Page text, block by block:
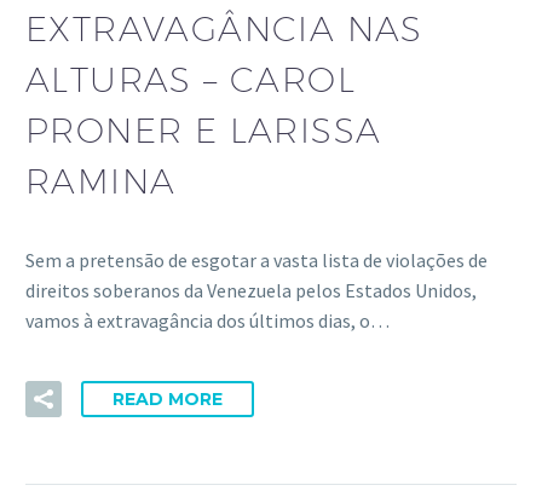
EXTRAVAGÂNCIA NAS
ALTURAS – CAROL
PRONER E LARISSA
RAMINA
Sem a pretensão de esgotar a vasta lista de violações de
direitos soberanos da Venezuela pelos Estados Unidos,
vamos à extravagância dos últimos dias, o…
READ MORE